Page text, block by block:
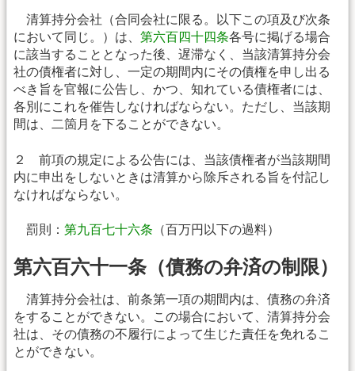
清算持分会社（合同会社に限る。以下この項及び次条
において同じ。）は、 第六百四十四条各号に掲げる場合
に該当することとなった後、遅滞なく、当該清算持分会
社の債権者に対し、一定の期間内にその債権を申し出る
べき旨を官報に公告し、かつ、知れている債権者には、
各別にこれを催告しなければならない。ただし、当該期
間は、二箇月を下ることができない。
２ 前項の規定による公告には、当該債権者が当該期間
内に申出をしないときは清算から除斥される旨を付記し
なければならない。
罰則： 第九百七十六条 （百万円以下の過料）
第六百六十一条（債務の弁済の制限）
清算持分会社は、前条第一項の期間内は、債務の弁済
をすることができない。この場合において、清算持分会
社は、その債務の不履行によって生じた責任を免れるこ
とができない。